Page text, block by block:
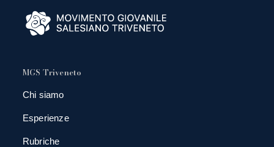
MGS Triveneto
Chi siamo
Esperienze
Rubriche